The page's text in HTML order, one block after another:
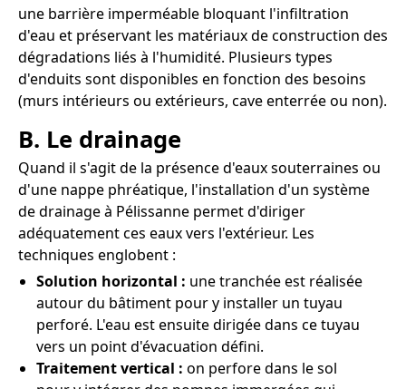
une barrière imperméable bloquant l'infiltration
d'eau et préservant les matériaux de construction des
dégradations liés à l'humidité. Plusieurs types
d'enduits sont disponibles en fonction des besoins
(murs intérieurs ou extérieurs, cave enterrée ou non).
B. Le drainage
Quand il s'agit de la présence d'eaux souterraines ou
d'une nappe phréatique, l'installation d'un système
de drainage à Pélissanne permet d'diriger
adéquatement ces eaux vers l'extérieur. Les
techniques englobent :
Solution horizontal : une tranchée est réalisée
autour du bâtiment pour y installer un tuyau
perforé. L'eau est ensuite dirigée dans ce tuyau
vers un point d'évacuation défini.
Traitement vertical : on perfore dans le sol